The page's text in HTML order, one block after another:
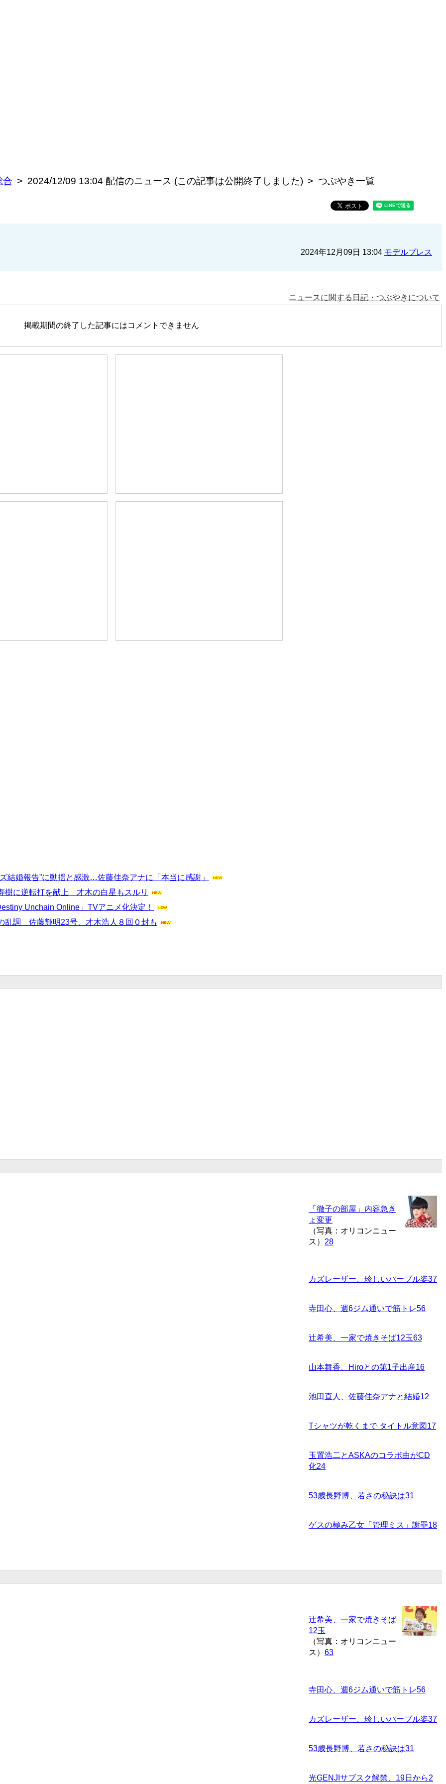
合 2024/12/09 13:04 配信のニュース (この記事は公開終了しました) つぶやき一覧
2024年12月09日 13:04 モデルプレス
ニュースに関する日記・つぶやきについて
掲載期間の終了した記事にはコメントできません
結婚報告”に動揺と感激…佐藤佳奈アナに「本当に感謝」
樹に逆転打を献上 才木の白星もスルリ
Unchain Online」TVアニメ化決定！
乱調 佐藤輝明23号、才木浩人８回０封も
「徹子の部屋」内容急き
ょ変更
（写真：オリコンニュー
ス） 28
カズレーザー、珍しいパープル姿37
寺田心、週6ジム通いで筋トレ56
辻希美、一家で焼きそば12玉63
山本舞香、Hiroとの第1子出産16
池田直人、佐藤佳奈アナと結婚12
Tシャツが乾くまで タイトル意図 17
玉置浩二とASKAのコラボ曲がCD
化24
53歳長野博、若さの秘訣は31
ゲスの極み乙女「管理ミス」謝罪18
辻希美、一家で焼きそば
12玉
（写真：オリコンニュー
ス） 63
寺田心、週6ジム通いで筋トレ56
カズレーザー、珍しいパープル姿37
53歳長野博、若さの秘訣は31
光GENJIサブスク解禁、19日から2